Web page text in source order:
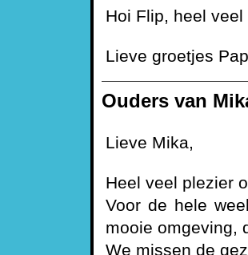
Hoi Flip, heel
Lieve groetjes
Ouders van
Lieve Mika,
Heel veel plezier
Voor de hele
mooie omgeving,
We missen de